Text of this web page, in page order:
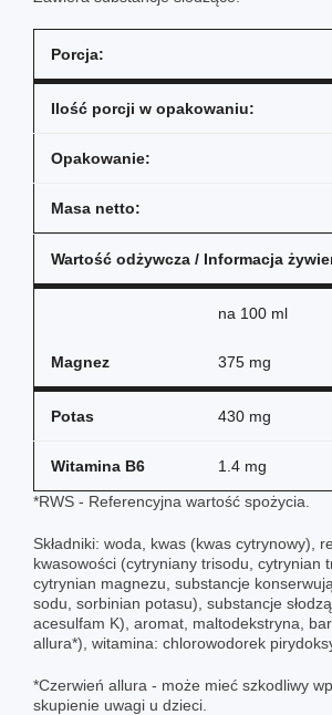
Porcja:
Ilość porcji w opakowaniu:
Opakowanie:
Masa netto:
Wartość odżywcza / Informacja
na 100 ml
Magnez 375 mg
Potas 430 mg
Witamina B6 1.4 mg
*RWS - Referencyjna wartość spożycia.
Składniki: woda, kwas (kwas cytrynowy),
kwasowości (cytryniany trisodu, cytrynian
cytrynian magnezu, substancje
sodu, sorbinian potasu), substancje
acesulfam K), aromat, maltodekstryna,
allura*), witamina: chlorowodorek
*Czerwień allura - może mieć szkodliwy
skupienie uwagi u dzieci.